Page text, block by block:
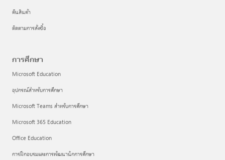
คืนสินค้า
ติดตามการสั่งซื้อ
การศึกษา
Microsoft Education
อุปกรณ์สำหรับการศึกษา
Microsoft Teams สำหรับการศึกษา
Microsoft 365 Education
Office Education
การฝึกอบรมและการพัฒนานักการศึกษา